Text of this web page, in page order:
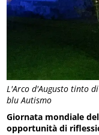
L'Arco d'Augusto tinto
blu Autismo
Giornata mondiale
opportunità di